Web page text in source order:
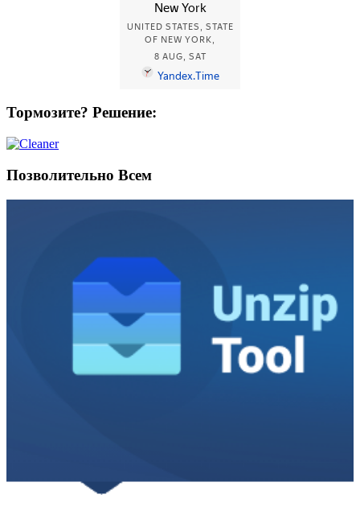
Тормозите? Решение:
Позволительно Всем